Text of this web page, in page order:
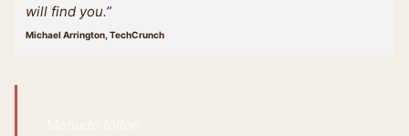
will find you.”
Michael Arrington, TechCrunch